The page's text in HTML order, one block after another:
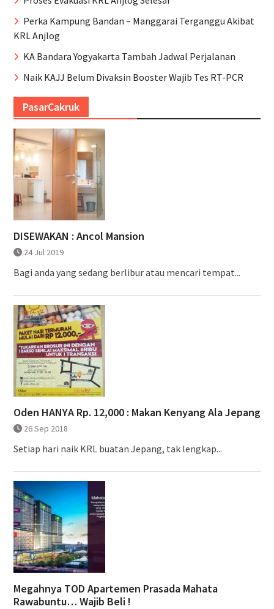
Perka Kampung Bandan – Manggarai Terganggu Akibat
KRL Anjlog
KA Bandara Yogyakarta Tambah Jadwal Perjalanan
Naik KAJJ Belum Divaksin Booster Wajib Tes RT-PCR
PasarCakruk
DISEWAKAN : Ancol Mansion
24 Jul 2019
Bagi anda yang sedang berlibur atau mencari tempat...
Oden HANYA Rp. 12,000 : Makan Kenyang Ala Jepang
26 Sep 2018
Setiap hari naik KRL buatan Jepang, tak lengkap...
Megahnya TOD Apartemen Prasada Mahata
Rawabuntu… Wajib Beli !